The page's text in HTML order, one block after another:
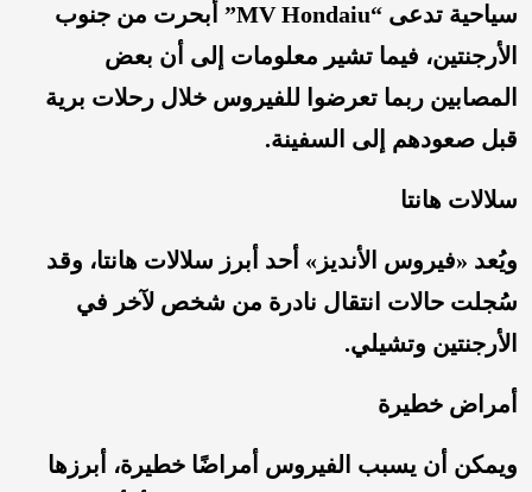
سياحية تدعى “MV Hondaiu” أبحرت من جنوب
الأرجنتين، فيما تشير معلومات إلى أن بعض
المصابين ربما تعرضوا للفيروس خلال رحلات برية
قبل صعودهم إلى السفينة.
سلالات هانتا
ويُعد «فيروس الأنديز» أحد أبرز سلالات هانتا، وقد
سُجلت حالات انتقال نادرة من شخص لآخر في
الأرجنتين وتشيلي.
أمراض خطيرة
ويمكن أن يسبب الفيروس أمراضًا خطيرة، أبرزها